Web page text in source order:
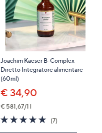
Joachim Kaeser B-Complex
Diretto Integratore alimentare
(60ml)
€ 34,90
€ 581,67/1 l
5.0
of
(7)7